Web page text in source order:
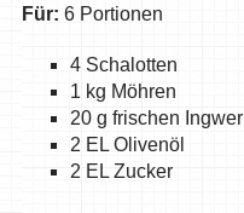
Für: 6 Portionen
4 Schalotten
1 kg Möhren
20 g frischen Ingwer
2 EL Olivenöl
2 EL Zucker